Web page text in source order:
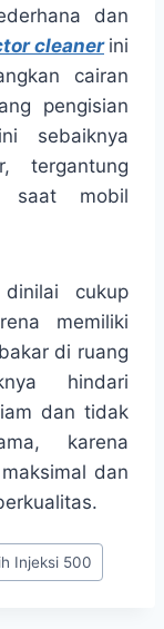
dan
cleaner ini
cairan
pengisian
sebaiknya
tergantung
saat mobil
cukup
memiliki
di ruang
hindari
dan tidak
karena
dan
Injeksi 500